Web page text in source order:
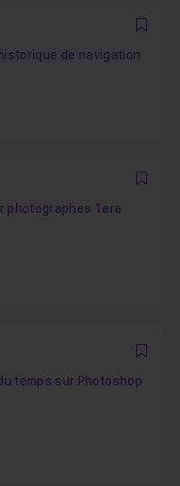
de navigation
photographes 1ere
temps sur Photoshop